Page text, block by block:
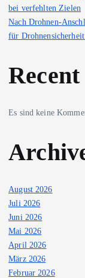
bei verfehlten Zielen
Nach Drohnen-
für Drohnensicherheit
Es sind keine
August 2026
Juli 2026
Juni 2026
Mai 2026
April 2026
März 2026
Februar 2026